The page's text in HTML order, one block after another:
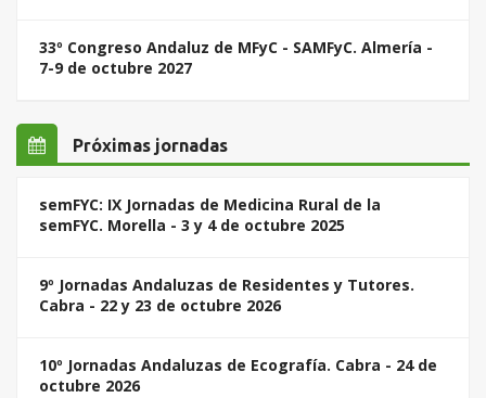
33º Congreso Andaluz de MFyC - SAMFyC. Almería -
7-9 de octubre 2027
Próximas jornadas
semFYC: IX Jornadas de Medicina Rural de la
semFYC. Morella - 3 y 4 de octubre 2025
9º Jornadas Andaluzas de Residentes y Tutores.
Cabra - 22 y 23 de octubre 2026
10º Jornadas Andaluzas de Ecografía. Cabra - 24 de
octubre 2026